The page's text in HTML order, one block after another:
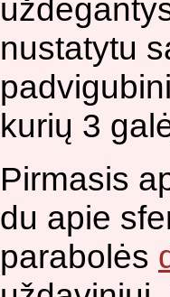
nustatytu
kurių 3
Pirmasis
du apie
parabolės